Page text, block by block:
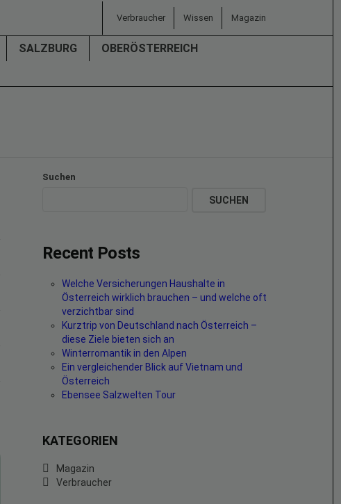
Verbraucher Wissen Magazin
SALZBURG
OBERÖSTERREICH
Suchen
SUCHEN
Recent Posts
Welche Versicherungen Haushalte in
Österreich wirklich brauchen – und welche oft
verzichtbar sind
Kurztrip von Deutschland nach Österreich –
diese Ziele bieten sich an
Winterromantik in den Alpen
Ein vergleichender Blick auf Vietnam und
Österreich
Ebensee Salzwelten Tour
KATEGORIEN
Magazin
Verbraucher